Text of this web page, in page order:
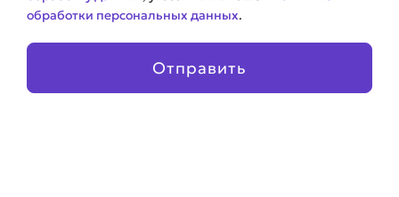
обработки персональных данных.
Отправить